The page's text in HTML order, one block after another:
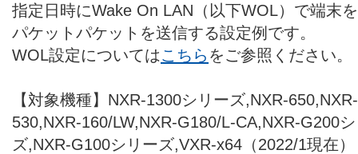
指定日時にWake On LAN（以下WOL）で端末
パケットパケットを送信する設定例です。
WOL設定についてはこちら をご参照ください。
【対象機種】NXR-1300シリーズ,NXR-
530,NXR-160/LW,NXR-G180/L-CA,NXR-G200
ズ,NXR-G100シリーズ,VXR-x64（2022/1現在）